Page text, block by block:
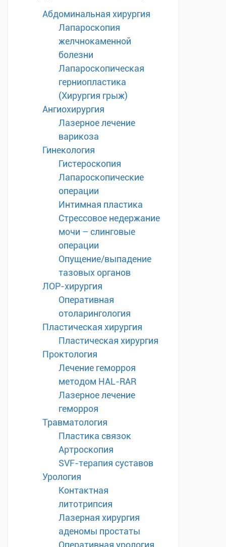
Абдоминальная хирургия
Лапароскопия
желчнокаменной
болезни
Лапароскопическая
герниопластика
(Хирургия грыж)
Ангиохирургия
Лазерное лечение
варикоза
Гинекология
Гистероскопия
Лапароскопические
операции
Интимная пластика
Стрессовое недержание
мочи – слинговые
операции
Опущение/выпадение
тазовых органов
ЛОР-хирургия
Оперативная
отоларингология
Пластическая хирургия
Пластическая хирургия
Проктология
Лечение геморроя
методом HAL-RAR
Лазерное лечение
геморроя
Травматология
Пластика связок
Артроскопия
SVF-терапия суставов
Урология
Контактная
литотрипсия
Лазерная хирургия
аденомы простаты
Оперативная урология